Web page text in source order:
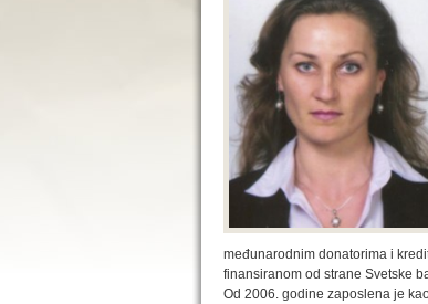
međunarodnim donatorima i
finansiranom od strane Svetske
Od 2006. godine zaposlena je